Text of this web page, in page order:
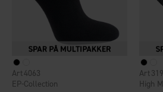
EP-Collection
4063
High